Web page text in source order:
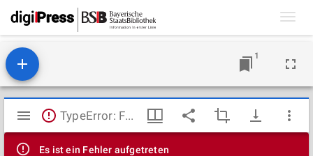
1
Mirador
Viewer
TypeError: Failed to fetch
Es ist ein Fehler aufgetreten